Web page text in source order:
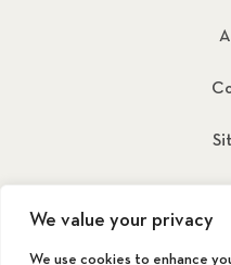
We value your privacy
We use cookies to enhance